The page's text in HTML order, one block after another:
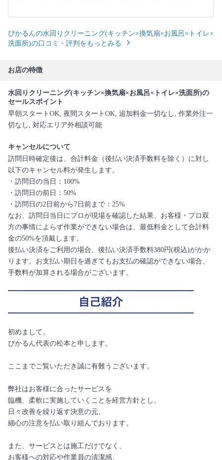
ぴかるんの水回りクリーニング(キッチン×換気扇×お風呂×トイレ×
洗面所)の口コミ・評判をもっとみる
お店の特徴
水回りクリーニング(キッチン×換気扇×お風呂×トイレ×洗面所)の
セールスポイント
早朝スタートOK, 夜間スタートOK, 追加料金一切なし, 作業外注一
切なし, 対応エリア外相談可能
キャンセルについて
訪問日時確定後は、合計料金（後払い決済手数料を除く）に対し
以下のキャンセル料が発生します。
・訪問日の当日：100%
・訪問日の前日：50%
・訪問日の2日前から7日前まで：25%
なお、訪問日当日にプロが現場を確認した結果、お客様・プロ双
方の事情によらず作業ができない場合は、最低料金として合計料
金の50%を頂戴します。
後払い決済をご利用の場合、後払い決済手数料380円(税込)がかか
ります。お支払い期日を過ぎてもお支払の確認ができない場合、
手数料が加算される場合がございます。
初めまして。
ぴかるん代表の松本と申します。
ここまでご覧いただき誠に有難うございます。
弊社はお客様に合ったサービスを
臨機、柔軟に実施していくことを経営方針とし、
日々改善を繰り返す決意の元、
細心の注意を払い取り組んでおります。
また、サービスとは施工だけでなく、
お客様への対応や作業員の清潔感、